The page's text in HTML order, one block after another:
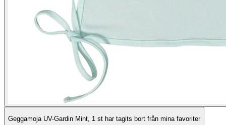
Geggamoja UV-Gardin Mint, 1 st har tagits bort från mina favoriter